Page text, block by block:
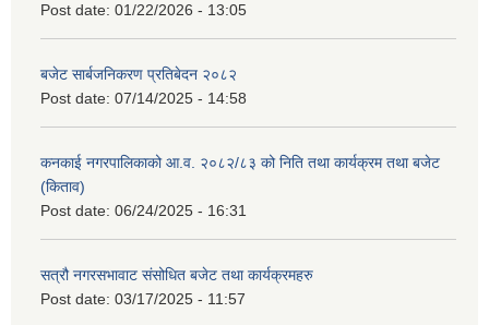
Post date: 01/22/2026 - 13:05
बजेट सार्बजनिकरण प्रतिबेदन २०८२
Post date: 07/14/2025 - 14:58
कनकाई नगरपालिकाको आ.व. २०८२/८३ को निति तथा कार्यक्रम तथा बजेट
(किताव)
Post date: 06/24/2025 - 16:31
सत्रौ नगरसभावाट संसोधित बजेट तथा कार्यक्रमहरु
Post date: 03/17/2025 - 11:57